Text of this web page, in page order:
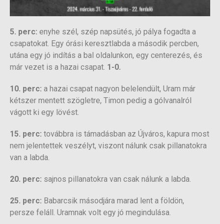
5. perc: enyhe szél, szép napsütés, jó pálya fogadta a
csapatokat. Egy órási keresztlabda a második percben,
utána egy jó indítás a bal oldalunkon, egy centerezés, és
már vezet is a hazai csapat. 1-0.
10. perc: a hazai csapat nagyon belelendült, Uram már
kétszer mentett szögletre, Timon pedig a gólvanalról
vágott ki egy lövést.
15. perc: továbbra is támadásban az Újváros, kapura most
nem jelentettek veszélyt, viszont nálunk csak pillanatokra
van a labda.
20. perc: sajnos pillanatokra van csak nálunk a labda.
25. perc: Babarcsik másodjára marad lent a földön,
persze feláll. Uramnak volt egy jó megindulása.